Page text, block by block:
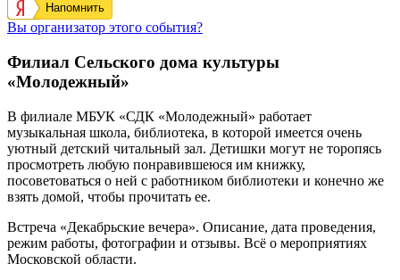
Напомнить
Вы организатор этого события?
Филиал Сельского дома культуры
«Молодежный»
В филиале МБУК «СДК «Молодежный» работает
музыкальная школа, библиотека, в которой имеется очень
уютный детский читальный зал. Детишки могут не торопясь
просмотреть любую понравившеюся им книжку,
посоветоваться о ней с работником библиотеки и конечно же
взять домой, чтобы прочитать ее.
Встреча «Декабрьские вечера». Описание, дата проведения,
режим работы, фотографии и отзывы. Всё о мероприятиях
Московской области.